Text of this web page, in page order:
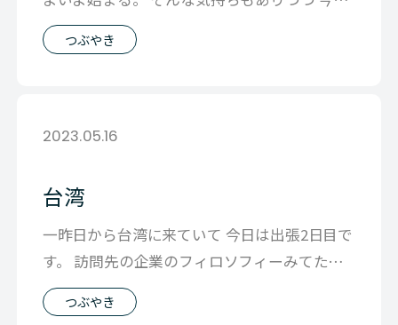
は1日賞与の計算 これが本当にや
つぶやき
2023.05.16
台湾
一昨日から台湾に来ていて 今日は出張2日目で
す。 訪問先の企業のフィロソフィーみてたら
土地や仕事は変わっても 企業の持
つぶやき